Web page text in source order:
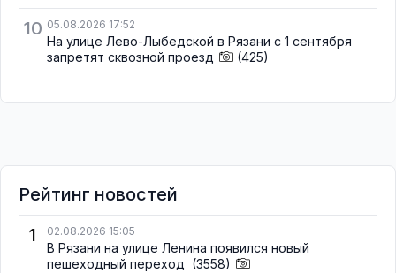
10 05.08.2026 17:52
На улице Лево-Лыбедской в Рязани с 1 сентября
запретят сквозной проезд
(425)
Рейтинг новостей
1
02.08.2026 15:05
В Рязани на улице Ленина появился новый
пешеходный переход (3558)